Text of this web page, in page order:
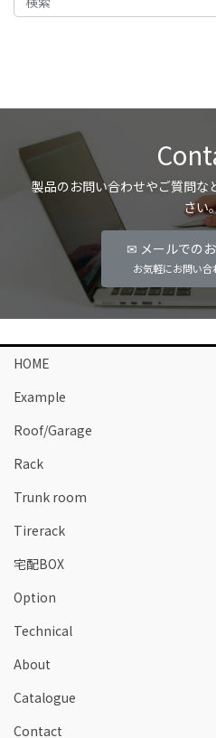
製品のお問い合わせやご質問な
さい
✉ メールでの
お気軽にお問い合
HOME
Example
Roof/Garage
Rack
Trunk room
Tirerack
宅配BOX
Option
Technical
About
Catalogue
Contact